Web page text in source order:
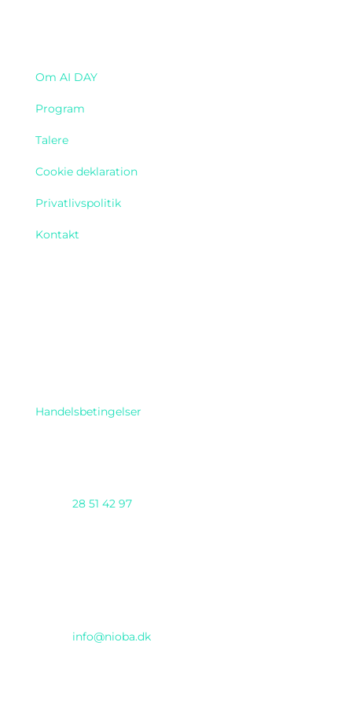
Om AI DAY
Program
Talere
Cookie deklaration
Privatlivspolitik
Kontakt
Handelsbetingelser
28 51 42 97
info@nioba.dk